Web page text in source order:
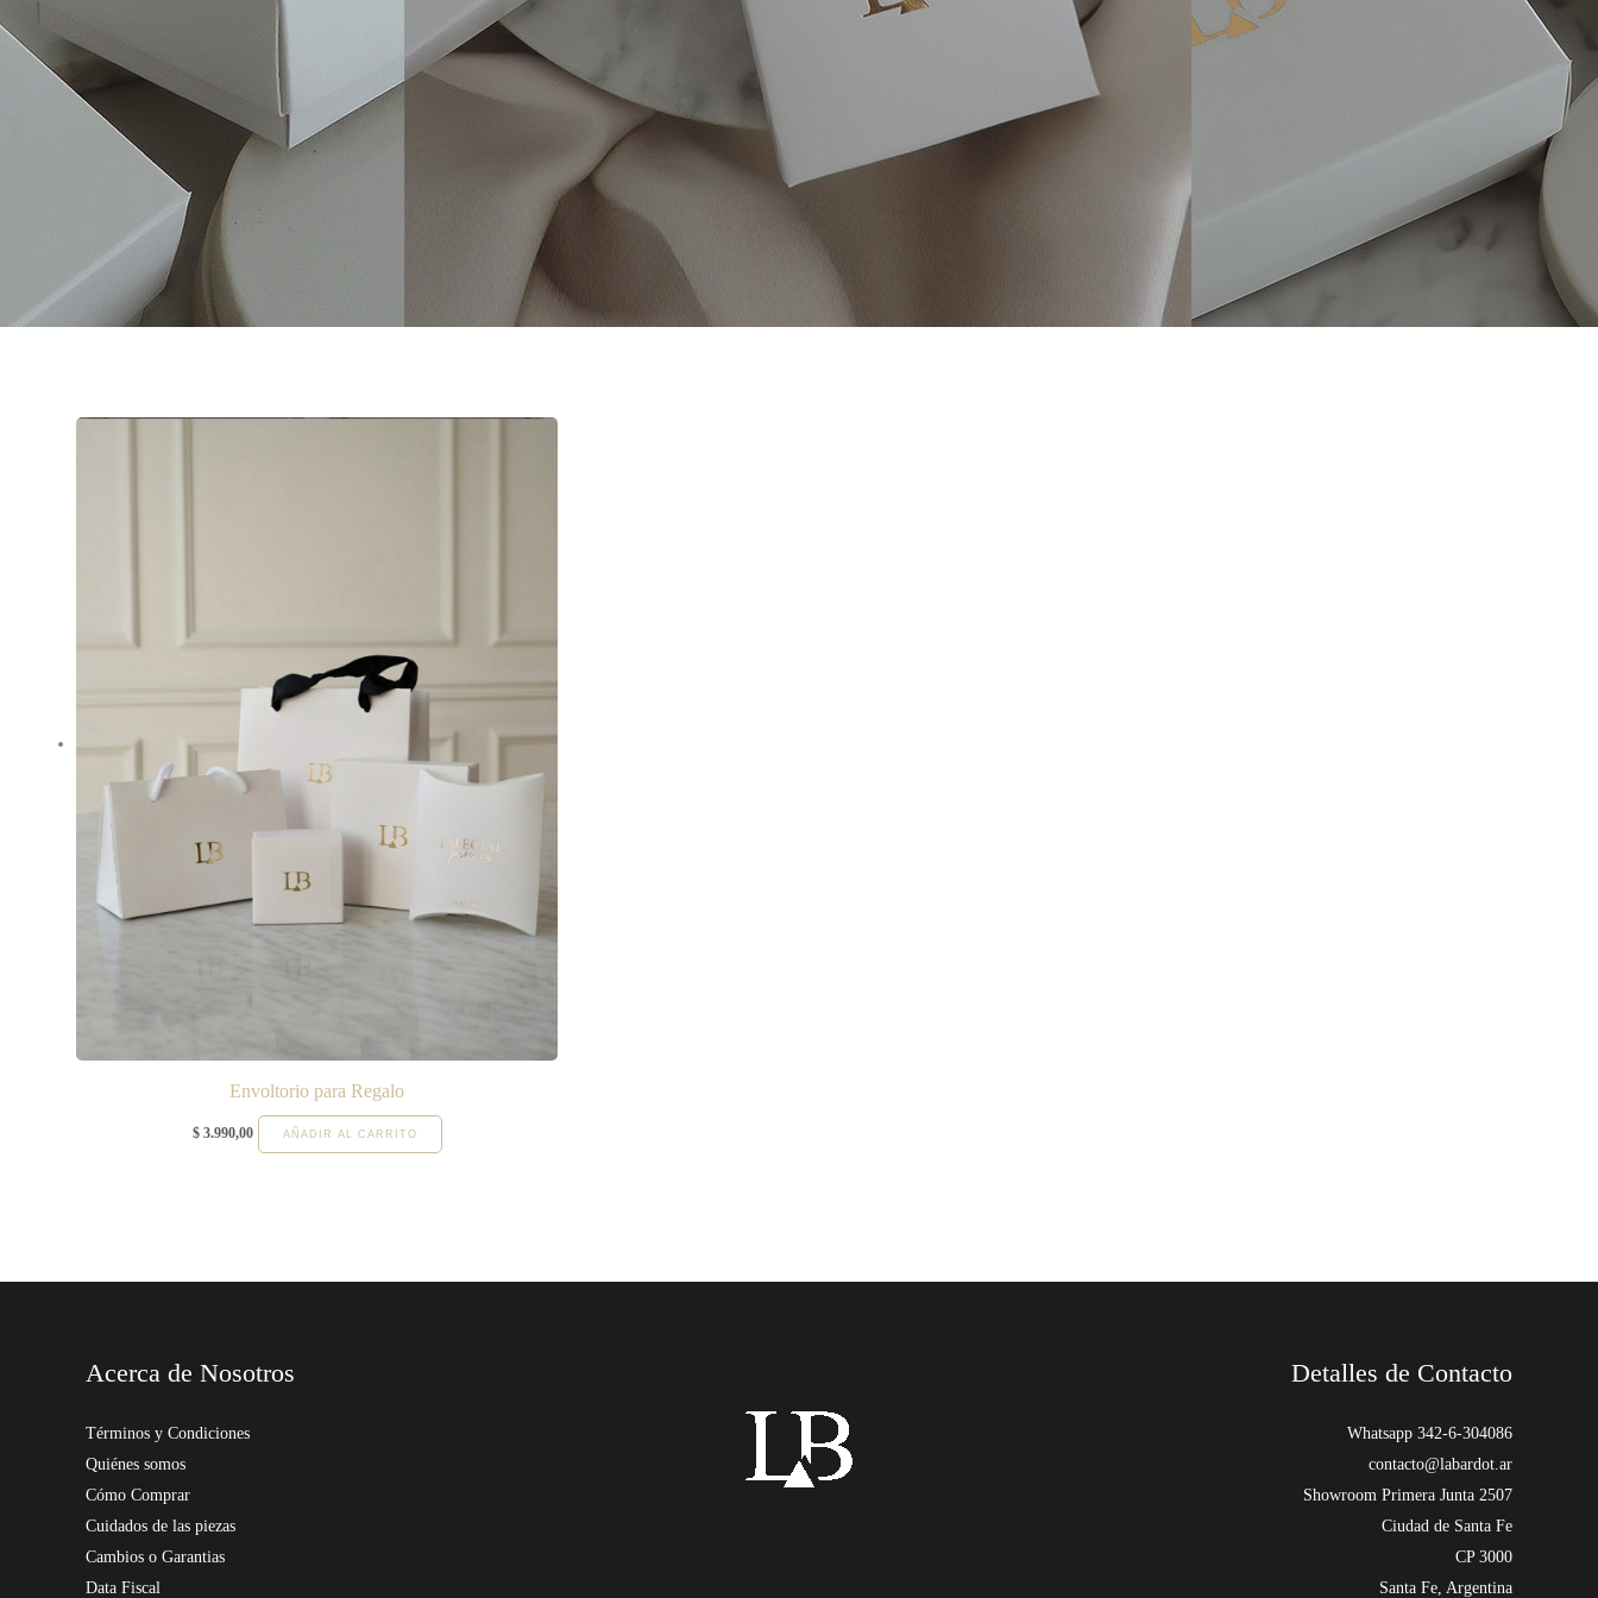
Envoltorio para Regalo
$3.990,00 AÑADIR AL CARRITO
Acerca de Nosotros
Términos y Condiciones
Quiénes somos
Cómo Comprar
Cuidados de las piezas
Cambios o Garantias
Data Fiscal
Detalles de Contacto
Whatsapp 342-6-304086
contacto@labardot.ar
Showroom Primera Junta 2507
Ciudad de Santa Fe
CP 3000
Santa Fe, Argentina